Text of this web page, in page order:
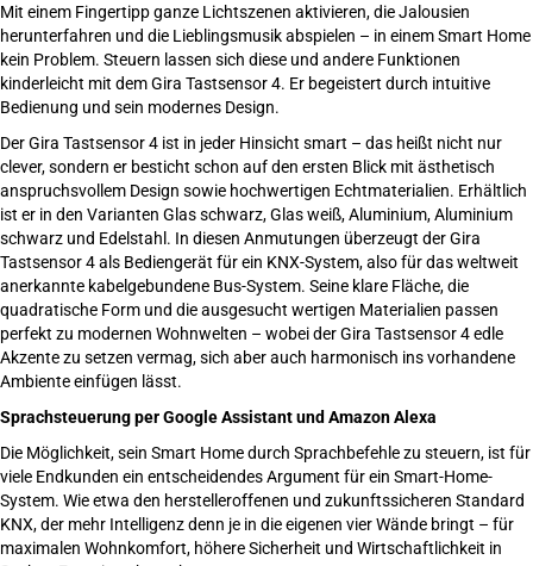
Mit einem Fingertipp ganze Lichtszenen aktivieren, die Jalousien
herunterfahren und die Lieblingsmusik abspielen – in einem Smart Home
kein Problem. Steuern lassen sich diese und andere Funktionen
kinderleicht mit dem Gira Tastsensor 4. Er begeistert durch intuitive
Bedienung und sein modernes Design.
Der Gira Tastsensor 4 ist in jeder Hinsicht smart – das heißt nicht nur
clever, sondern er besticht schon auf den ersten Blick mit ästhetisch
anspruchsvollem Design sowie hochwertigen Echtmaterialien. Erhältlich
ist er in den Varianten Glas schwarz, Glas weiß, Aluminium, Aluminium
schwarz und Edelstahl. In diesen Anmutungen überzeugt der Gira
Tastsensor 4 als Bediengerät für ein KNX-System, also für das weltweit
anerkannte kabelgebundene Bus-System. Seine klare Fläche, die
quadratische Form und die ausgesucht wertigen Materialien passen
perfekt zu modernen Wohnwelten – wobei der Gira Tastsensor 4 edle
Akzente zu setzen vermag, sich aber auch harmonisch ins vorhandene
Ambiente einfügen lässt.
Sprachsteuerung per Google Assistant und Amazon Alexa
Die Möglichkeit, sein Smart Home durch Sprachbefehle zu steuern, ist für
viele Endkunden ein entscheidendes Argument für ein Smart-Home-
System. Wie etwa den herstelleroffenen und zukunftssicheren Standard
KNX, der mehr Intelligenz denn je in die eigenen vier Wände bringt – für
maximalen Wohnkomfort, höhere Sicherheit und Wirtschaftlichkeit in